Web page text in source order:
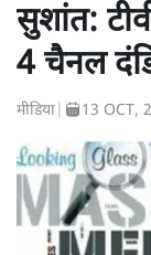
सुशांत:
4 चैनल
मीडिया 13 OCT,